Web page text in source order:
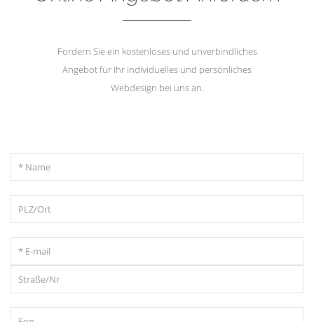
Fordern Sie ein kostenloses und unverbindliches
Angebot für Ihr individuelles und persönliches
Webdesign bei uns an.